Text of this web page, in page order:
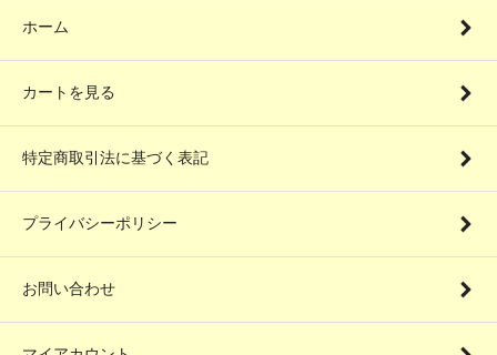
ホーム
カートを見る
特定商取引法に基づく表記
プライバシーポリシー
お問い合わせ